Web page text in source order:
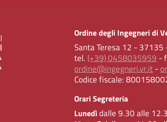
Ordine degli Ingegneri di
Santa Teresa 12 - 37135
tel. (+39) 0458035959 -
ordine@ingegneri.vr.it-
Codice fiscale:
Orari Segreteria
Lunedìdalle 9.30 alle